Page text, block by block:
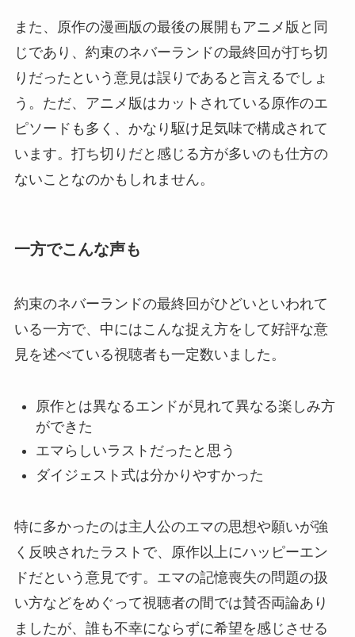
また、原作の漫画版の最後の展開もアニメ版と同
じであり、約束のネバーランドの最終回が打ち切
りだったという意見は誤りであると言えるでしょ
う。ただ、アニメ版はカットされている原作のエ
ピソードも多く、かなり駆け足気味で構成されて
います。打ち切りだと感じる方が多いのも仕方の
ないことなのかもしれません。
一方でこんな声も
約束のネバーランドの最終回がひどいといわれて
いる一方で、中にはこんな捉え方をして好評な意
見を述べている視聴者も一定数いました。
原作とは異なるエンドが見れて異なる楽しみ方
ができた
エマらしいラストだったと思う
ダイジェスト式は分かりやすかった
特に多かったのは主人公のエマの思想や願いが強
く反映されたラストで、原作以上にハッピーエン
ドだという意見です。エマの記憶喪失の問題の扱
い方などをめぐって視聴者の間では賛否両論あり
ましたが、誰も不幸にならずに希望を感じさせる